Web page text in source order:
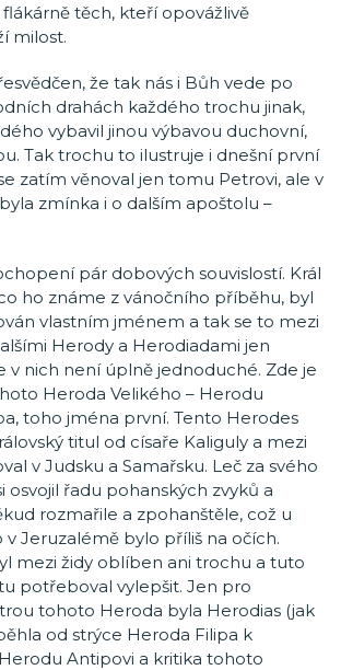
flákárně těch, kteří opovážlivě
milost.
že tak nás i Bůh vede po
drahách každého trochu jinak,
vybavil jinou výbavou duchovní,
Tak trochu to ilustruje i dnešní první
zatím věnoval jen tomu Petrovi, ale v
zmínka i o dalším apoštolu –
pár dobových souvislostí. Král
ho známe z vánočního příběhu, byl
vlastním jménem a tak se to mezi
Herody a Herodiadami jen
v nich není úplně jednoduché. Zde je
Heroda Velikého – Herodu
toho jména první. Tento Herodes
titul od císaře Kaliguly a mezi
v Judsku a Samařsku. Leč za svého
osvojil řadu pohanských zvyků a
rozmařile a zpohanštěle, což u
Jeruzalémě bylo příliš na očích.
mezi židy oblíben ani trochu a tuto
potřeboval vylepšit. Jen pro
tohoto Heroda byla Herodias (jak
od strýce Heroda Filipa k
Antipovi a kritika tohoto